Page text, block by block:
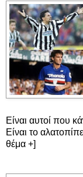
Είναι αυτοί που
Είναι το
θέμα +]